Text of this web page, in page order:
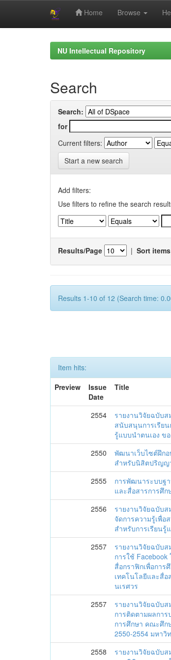
Home Browse
NU Intellectual Repository
Search
Search:
for
Current filters:
Start a new search
Add filters:
Use filters to refine the search
Results/Page | Sort
Results 1-10 of 12 (Search time:
Item hits:
Preview
Issue
Date
Title
2554
รายงานวิจัยฉบับ
สนับสนุนการเรียน
รู้แบบนำตนเอง ข
2550
พัฒนาเว็บไซต์ฝึก
สำหรับนิสิตปริญญ
2555
การพัฒนาระบบฐ
และสื่อสารการศึ
2556
รายงานวิจัยฉบับ
จัดการความรู้เพื่อ
สำหรับการเรียนรู้
2557
รายงานวิจัยฉบับ
การใช้
สื่อกราฟิกเพื่อกา
เทคโนโลยีและสื่
นเรศวร
2557
รายงานวิจัยฉบับส
การติดตามผลกา
การศึกษา คณะศึก
2550-2554 มหาวิ
2558
รายงานวิจัยฉบับส